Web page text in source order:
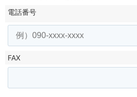
電話番号
FAX